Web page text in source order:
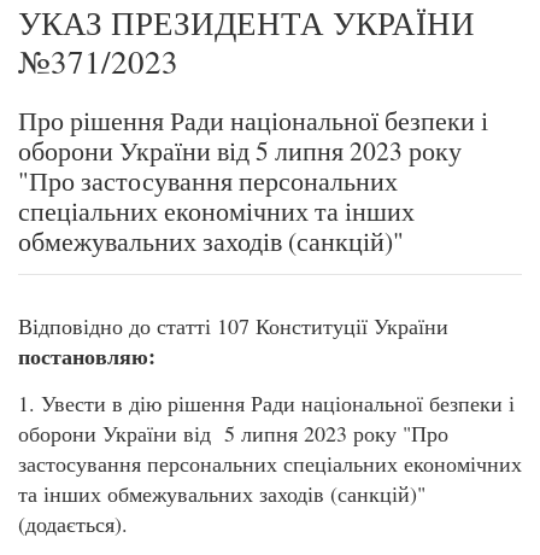
УКАЗ ПРЕЗИДЕНТА УКРАЇНИ
№371/2023
Про рішення Ради національної безпеки і
оборони України від 5 липня 2023 року
"Про застосування персональних
спеціальних економічних та інших
обмежувальних заходів (санкцій)"
Відповідно до статті 107 Конституції України
постановляю:
1. Увести в дію рішення Ради національної безпеки і
оборони України від 5 липня 2023 року "Про
застосування персональних спеціальних економічних
та інших обмежувальних заходів (санкцій)"
(додається).